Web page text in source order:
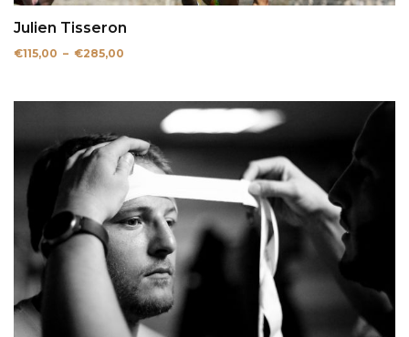
Julien Tisseron
€115,00 – €285,00
€285,00